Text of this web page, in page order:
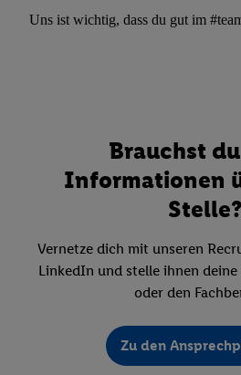
Uns ist wichtig, dass du gut im
Brauchst
Informationen
Stelle?
Vernetze dich mit unseren
LinkedIn und stelle ihnen
oder den
Zu den